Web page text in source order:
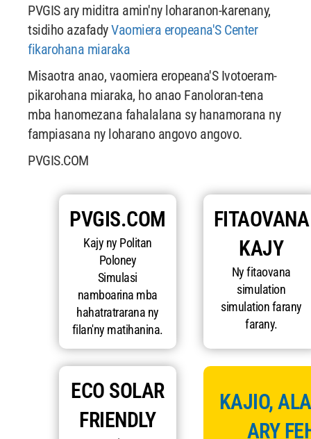
PVGIS ary miditra amin'ny loharanon-karenany,
tsidiho azafadyVaomiera eropeana'S Center
fikarohana miaraka
Misaotra anao, vaomiera eropeana'S Ivotoeram-
pikarohana miaraka, ho anao Fanoloran-tena
mba hanomezana fahalalana sy hanamorana ny
fampiasana ny loharano angovo angovo.
PVGIS.COM
PVGIS.COM
Kajy ny Politan
Poloney
Simulasi
namboarina mba
hahatratrarana ny
filan'ny matihanina.
FITAOVANA
KAJY
Ny fitaovana
simulation
simulation farany
farany.
ECO SOLAR
FRIENDLY
KAJIO,
ARY